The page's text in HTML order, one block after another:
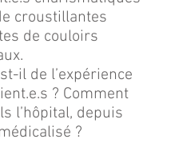
croustillantes
de couloirs
il de l’expérience
? Comment
l’hôpital, depuis
?